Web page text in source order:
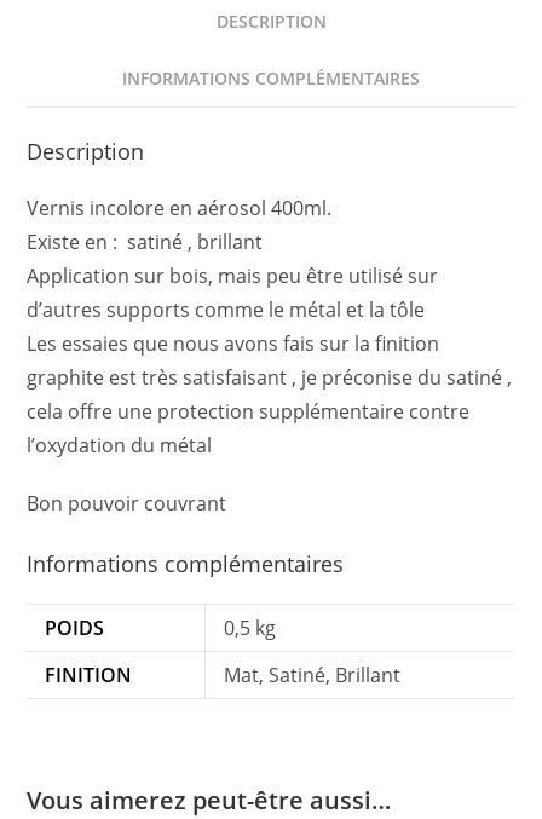
DESCRIPTION
INFORMATIONS COMPLÉMENTAIRES
Description
Vernis incolore en aérosol 400ml.
Existe en : satiné , brillant
Application sur bois, mais peu être utilisé sur
d’autres supports comme le métal et la tôle
Les essaies que nous avons fais sur la finition
graphite est très satisfaisant , je préconise du satiné ,
cela offre une protection supplémentaire contre
l’oxydation du métal
Bon pouvoir couvrant
Informations complémentaires
POIDS
0,5 kg
FINITION
Mat, Satiné, Brillant
Vous aimerez peut-être aussi…